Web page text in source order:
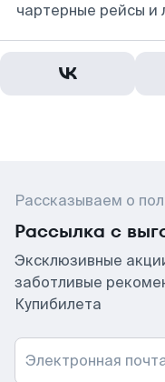
чартерные рейсы и
Рассказываем о
Рассылка с
Эксклюзивные
заботливые
Купибилета
Электронная